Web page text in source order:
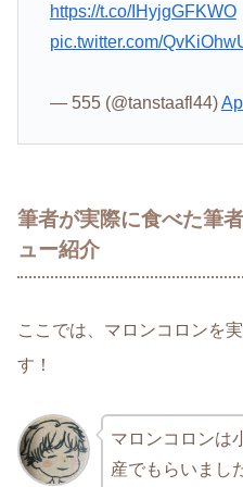
https://t.co/IHyjgGFKWO
pic.twitter.com/
— 555 (@tanstaafl44)
筆者が実際に食べた筆
ュー紹介
ここでは、マロンコロンを
す！
マロンコロンは
産でもらいまし